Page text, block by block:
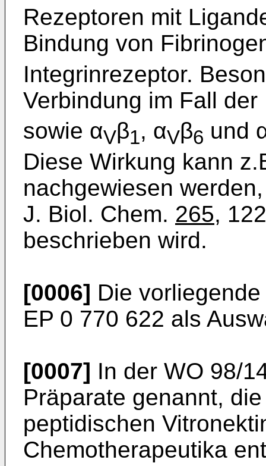
Rezeptoren mit
Bindung von
Integrinrezeptor.
Verbindung im Fall
sowie αVβ1, αVβ6 und
Diese Wirkung kann
nachgewiesen
J. Biol. Chem. 265,
beschrieben wird.
[0006] Die
EP 0 770 622 als
[0007] In der WO 98/
Präparate genannt,
peptidischen
Chemotherapeutika